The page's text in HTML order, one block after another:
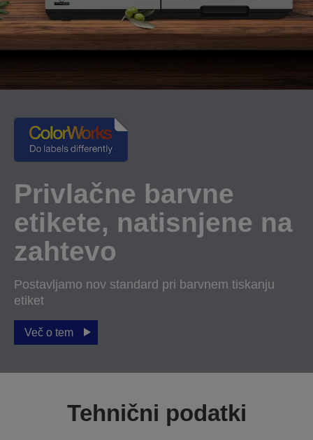
Privlačne barvne
etikete, natisnjene na
zahtevo
Postavljamo nov standard pri barvnem tiskanju
etiket
Več o tem
Tehnični podatki